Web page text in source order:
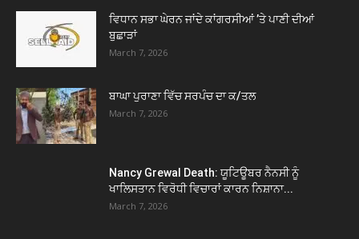
ਵਿਧਾਨ ਸਭਾ ਘੇਰਨ ਜਾਂਦੇ ਕਾਂਗਰਸੀਆਂ ’ਤੇ ਪਾਣੀ ਦੀਆਂ
ਬੁਛਾੜਾਂ
March 7, 2026
ਬਾਘਾ ਪੁਰਾਣਾ ਵਿੱਚ ਸਰਪੰਚ ਦਾ ਕ/ਤਲ
March 7, 2026
Nancy Grewal Death: ਯੂਟਿਊਬਰ ਨੈਨਸੀ ਨੂੰ
ਖਾਲਿਸਤਾਨ ਵਿਰੋਧੀ ਵਿਚਾਰਾਂ ਕਾਰਨ ਨਿਸ਼ਾਨਾ...
March 7, 2026